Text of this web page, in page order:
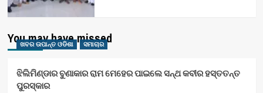
You may have missed
ଖବର ଉପାନ୍ତ ଓଡିଶା ସମାଚାର
ଝିଲିମିଣ୍ଡାର ବୁଣାକାର ରାମ ମେହେର ପାଇଲେ ସନ୍ଥ କବୀର ହସ୍ତତନ୍ତ
ପୁରସ୍କାର